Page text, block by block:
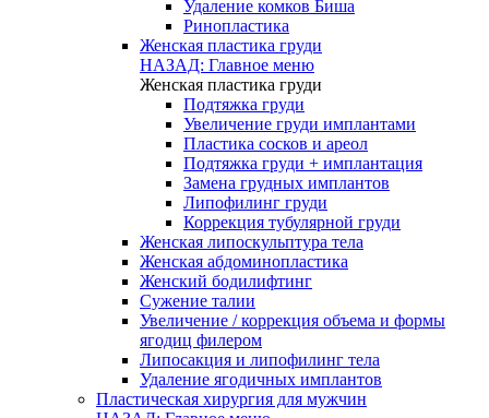
Удаление комков Биша
Ринопластика
Женская пластика груди
НАЗАД: Главное меню
Женская пластика груди
Подтяжка груди
Увеличение груди имплантами
Пластика сосков и ареол
Подтяжка груди + имплантация
Замена грудных имплантов
Липофилинг груди
Коррекция тубулярной груди
Женская липоскульптура тела
Женская абдоминопластика
Женский бодилифтинг
Сужение талии
Увеличение / коррекция объема и формы
ягодиц филером
Липосакция и липофилинг тела
Удаление ягодичных имплантов
Пластическая хирургия для мужчин